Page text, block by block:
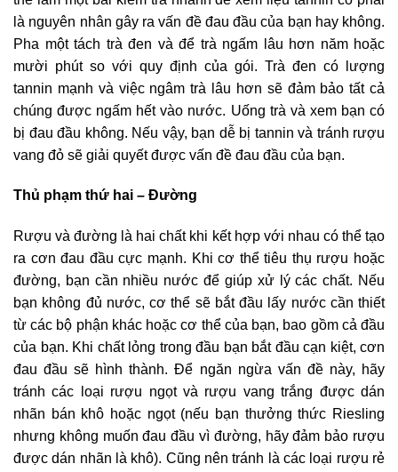
là nguyên nhân gây ra vấn đề đau đầu của bạn hay không.
Pha một tách trà đen và để trà ngấm lâu hơn năm hoặc
mười phút so với quy định của gói. Trà đen có lượng
tannin mạnh và việc ngâm trà lâu hơn sẽ đảm bảo tất cả
chúng được ngấm hết vào nước. Uống trà và xem bạn có
bị đau đầu không. Nếu vậy, bạn dễ bị tannin và tránh rượu
vang đỏ sẽ giải quyết được vấn đề đau đầu của bạn.
Thủ phạm thứ hai – Đường
Rượu và đường là hai chất khi kết hợp với nhau có thể tạo
ra cơn đau đầu cực mạnh. Khi cơ thể tiêu thụ rượu hoặc
đường, bạn cần nhiều nước để giúp xử lý các chất. Nếu
bạn không đủ nước, cơ thể sẽ bắt đầu lấy nước cần thiết
từ các bộ phận khác hoặc cơ thể của bạn, bao gồm cả đầu
của bạn. Khi chất lỏng trong đầu bạn bắt đầu cạn kiệt, cơn
đau đầu sẽ hình thành. Để ngăn ngừa vấn đề này, hãy
tránh các loại rượu ngọt và rượu vang trắng được dán
nhãn bán khô hoặc ngọt (nếu bạn thưởng thức Riesling
nhưng không muốn đau đầu vì đường, hãy đảm bảo rượu
được dán nhãn là khô). Cũng nên tránh là các loại rượu rẻ